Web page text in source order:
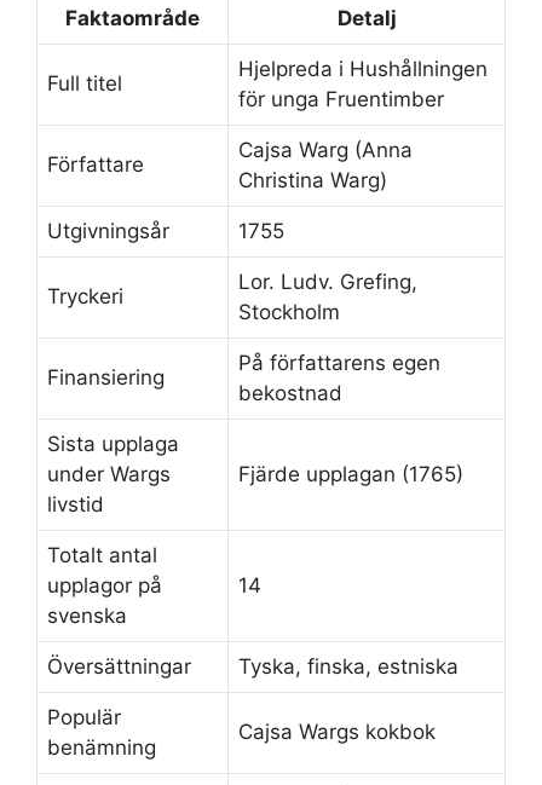
Faktaområde
Detalj
Full titel
Hjelpreda i Hushållningen
för unga Fruentimber
Författare
Cajsa Warg (Anna
Christina Warg)
Utgivningsår 1755
Tryckeri
Lor. Ludv. Grefing,
Stockholm
Finansiering
På författarens egen
bekostnad
Sista upplaga
under Wargs
livstid
Fjärde upplagan (1765)
Totalt antal
upplagor på
svenska
14
Översättningar Tyska, finska, estniska
Populär
benämning
Cajsa Wargs kokbok